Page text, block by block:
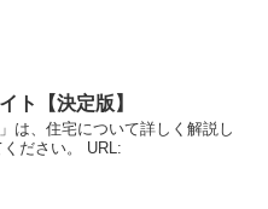
ト【決定版】
は、住宅について詳しく解説し
ください。 URL: